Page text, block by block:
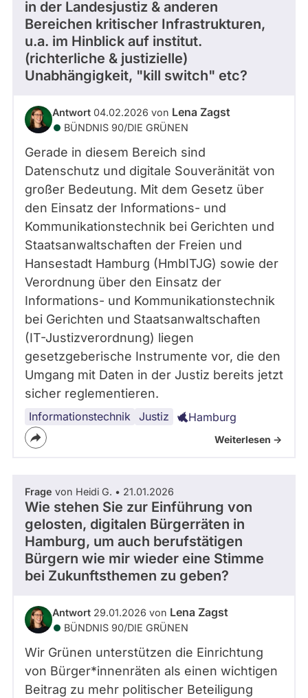
in der Landesjustiz & anderen
Bereichen kritischer Infrastrukturen,
u.a. im Hinblick auf institut.
(richterliche & justizielle)
Unabhängigkeit, "kill switch" etc?
Antwort 04.02.2026 von Lena Zagst
BÜNDNIS 90/­DIE GRÜNEN
Gerade in diesem Bereich sind
Datenschutz und digitale Souveränität von
großer Bedeutung. Mit dem Gesetz über
den Einsatz der Informations- und
Kommunikationstechnik bei Gerichten und
Staatsanwaltschaften der Freien und
Hansestadt Hamburg (HmbITJG) sowie der
Verordnung über den Einsatz der
Informations- und Kommunikationstechnik
bei Gerichten und Staatsanwaltschaften
(IT-Justizverordnung) liegen
gesetzgeberische Instrumente vor, die den
Umgang mit Daten in der Justiz bereits jetzt
sicher reglementieren.
Informationstechnik Justiz Hamburg
Weiterlesen ->
Frage von Heidi G. • 21.01.2026
Wie stehen Sie zur Einführung von
gelosten, digitalen Bürgerräten in
Hamburg, um auch berufstätigen
Bürgern wie mir wieder eine Stimme
bei Zukunftsthemen zu geben?
Antwort 29.01.2026 von Lena Zagst
BÜNDNIS 90/­DIE GRÜNEN
Wir Grünen unterstützen die Einrichtung
von Bürger*innenräten als einen wichtigen
Beitrag zu mehr politischer Beteiligung